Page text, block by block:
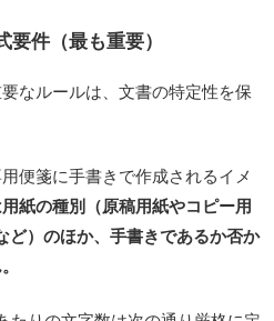
許されない
囲
た際に対処法とリスク管理
要件（最も重要）
なルールは、文書の特定性を保
便箋に手書きで作成されるイメ
紙の種別（原稿用紙やコピー用
ど）のほか、手書きであるか否か